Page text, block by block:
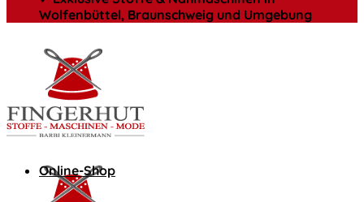
Wolfenbüttel, Braunschweig und Umgebung
Online-Shop